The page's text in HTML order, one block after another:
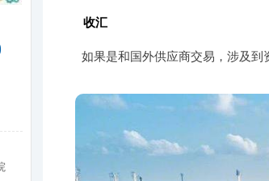
收汇
如果是和国外供应商交易，涉及到